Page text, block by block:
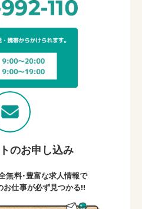
のお申し込み
無料・豊富な求人情報で
お仕事が必ず見つかる!!